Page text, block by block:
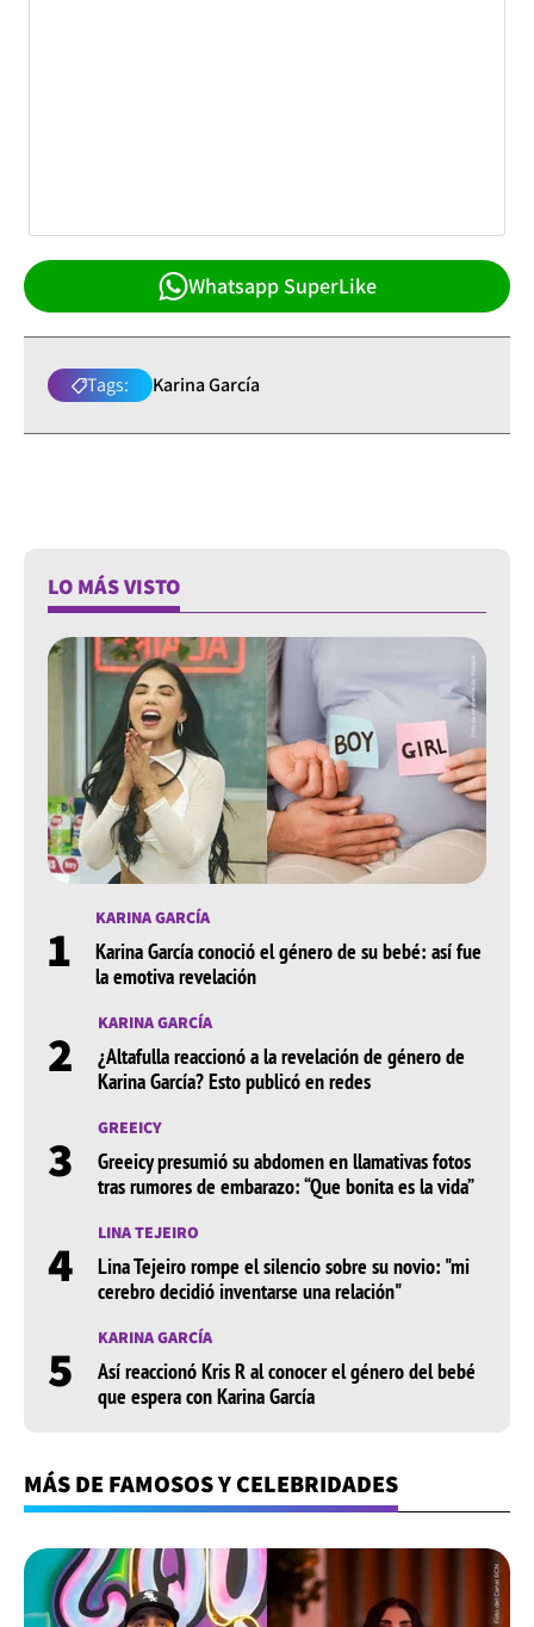
Whatsapp SuperLike
Tags: Karina García
LO MÁS VISTO
1 KARINA GARCÍA
Karina García conoció el género de su bebé: así fue
la emotiva revelación
2 KARINA GARCÍA
¿Altafulla reaccionó a la revelación de género de
Karina García? Esto publicó en redes
3 GREEICY
Greeicy presumió su abdomen en llamativas fotos
tras rumores de embarazo: “Que bonita es la vida”
4 LINA TEJEIRO
Lina Tejeiro rompe el silencio sobre su novio: "mi
cerebro decidió inventarse una relación"
5 KARINA GARCÍA
Así reaccionó Kris R al conocer el género del bebé
que espera con Karina García
MÁS DE FAMOSOS Y CELEBRIDADES